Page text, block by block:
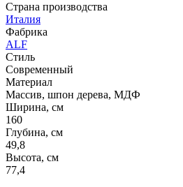
Страна производства
Италия
Фабрика
ALF
Стиль
Современный
Материал
Массив, шпон дерева, МДФ
Ширина, см
160
Глубина, см
49,8
Высота, см
77,4